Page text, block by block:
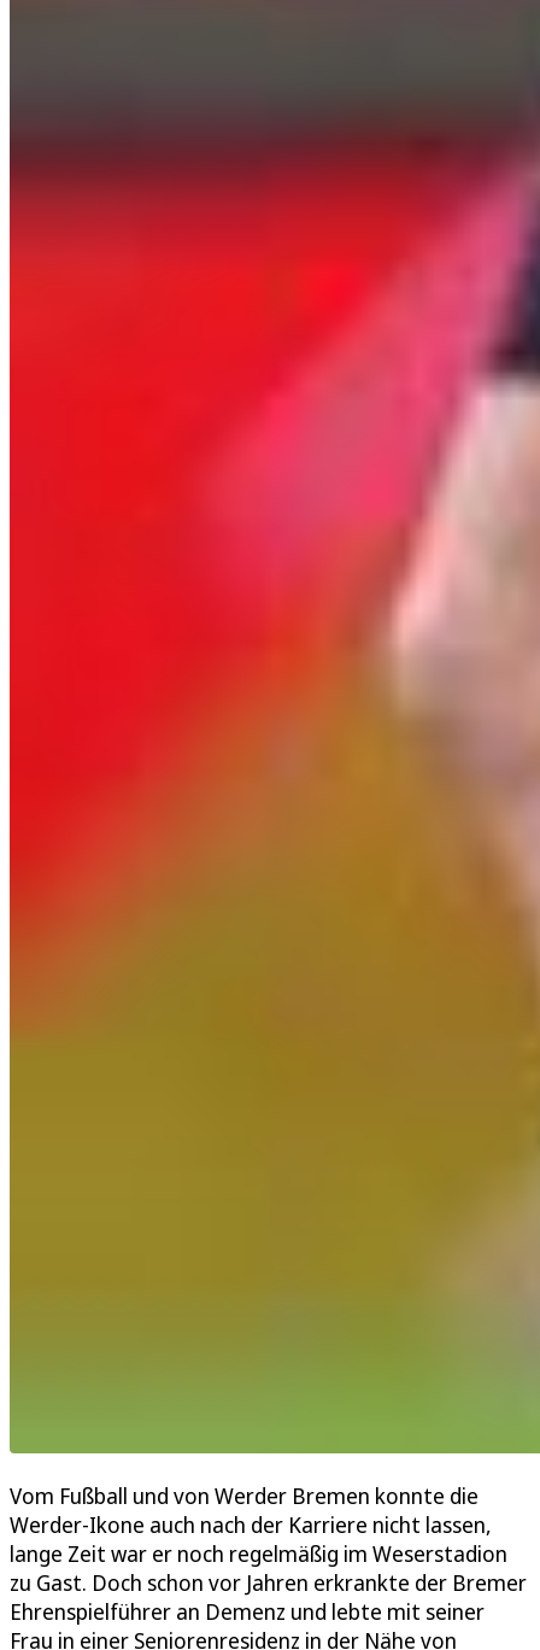
Vom Fußball und von Werder Bremen konnte die
Werder-Ikone auch nach der Karriere nicht lassen,
lange Zeit war er noch regelmäßig im Weserstadion
zu Gast. Doch schon vor Jahren erkrankte der Bremer
Ehrenspielführer an Demenz und lebte mit seiner
Frau in einer Seniorenresidenz in der Nähe von